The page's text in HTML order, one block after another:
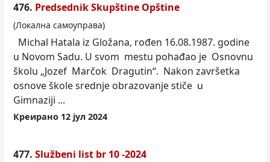
476. Predsednik Skupštine Opštine
(Локална самоуправа)
Michal Hatala iz Gložana, rođen 16.08.1987. godine
u Novom Sadu. U svom mestu pohađao je Osnovnu
školu „Jozef Marčok Dragutin“. Nakon završetka
osnove škole srednje obrazovanje stiče u
Gimnaziji ...
Креирано 12 јул 2024
477. Službeni list br 10 -2024